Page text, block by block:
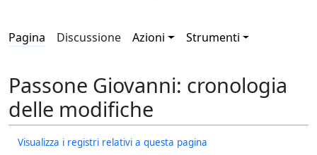
Pagina Discussione Azioni Strumenti
Passone Giovanni: cronologia
delle modifiche
Visualizza i registri relativi a questa pagina